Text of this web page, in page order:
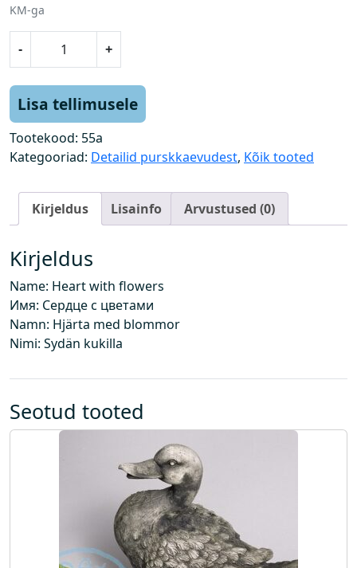
KM-ga
-
l
i
l
e
g
a
v
.
k
o
u
s
+
Lisa tellimusele
Tootekood: 55a
Kategooriad: Detailid purskkaevudest, Kõik tooted
Kirjeldus Lisainfo Arvustused (0)
Kirjeldus
Name: Heart with flowers
Имя: Сердце с цветами
Namn: Hjärta med blommor
Nimi: Sydän kukilla
Seotud tooted